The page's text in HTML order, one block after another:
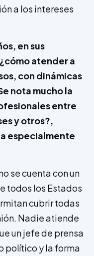
a los intereses
en sus
a­tender a
con dinámicas
nota mucho la
entre
y otros?,
especialmente
se cuenta con un
todos los Estados
cubrir todas
Nadie atiende
un jefe de prensa
político y la forma